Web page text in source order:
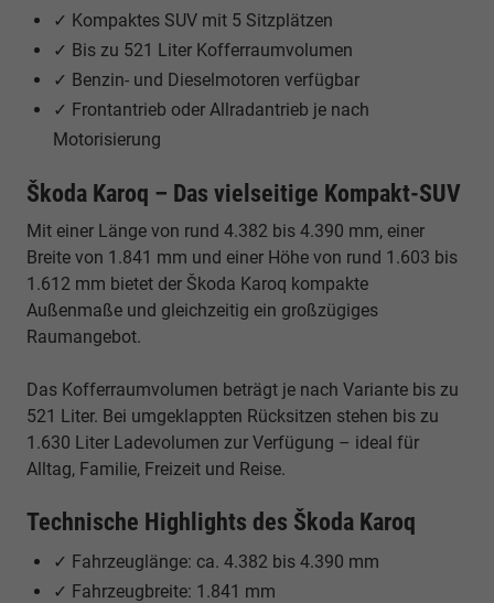
✓ Kompaktes SUV mit 5 Sitzplätzen
✓ Bis zu 521 Liter Kofferraumvolumen
✓ Benzin- und Dieselmotoren verfügbar
✓ Frontantrieb oder Allradantrieb je nach
Motorisierung
Škoda Karoq – Das vielseitige Kompakt-SUV
Mit einer Länge von rund 4.382 bis 4.390 mm, einer
Breite von 1.841 mm und einer Höhe von rund 1.603 bis
1.612 mm bietet der Škoda Karoq kompakte
Außenmaße und gleichzeitig ein großzügiges
Raumangebot.
Das Kofferraumvolumen beträgt je nach Variante bis zu
521 Liter. Bei umgeklappten Rücksitzen stehen bis zu
1.630 Liter Ladevolumen zur Verfügung – ideal für
Alltag, Familie, Freizeit und Reise.
Technische Highlights des Škoda Karoq
✓ Fahrzeuglänge: ca. 4.382 bis 4.390 mm
✓ Fahrzeugbreite: 1.841 mm